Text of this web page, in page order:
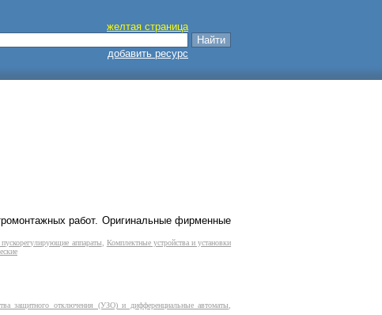
желтая страница
добавить ресурс
работ. Оригинальные фирменные
аппараты
Комплектные устройства и установки
защитного отключения (УЗО) и дифференциальные автоматы